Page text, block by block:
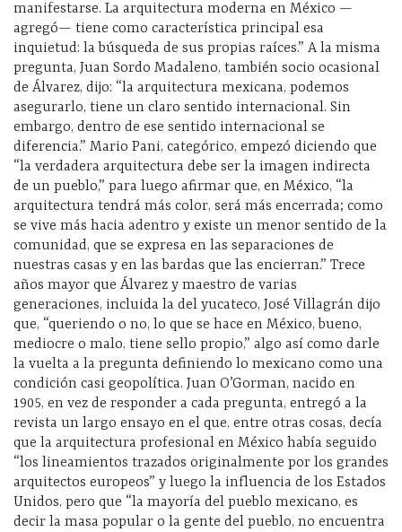
manifestarse. La arquitectura moderna en México —
agregó— tiene como característica principal esa
inquietud: la búsqueda de sus propias raíces.” A la misma
pregunta, Juan Sordo Madaleno, también socio ocasional
de Álvarez, dijo: “la arquitectura mexicana, podemos
asegurarlo, tiene un claro sentido internacional. Sin
embargo, dentro de ese sentido internacional se
diferencia.” Mario Pani, categórico, empezó diciendo que
“la verdadera arquitectura debe ser la imagen indirecta
de un pueblo,” para luego afirmar que, en México, “la
arquitectura tendrá más color, será más encerrada; como
se vive más hacia adentro y existe un menor sentido de la
comunidad, que se expresa en las separaciones de
nuestras casas y en las bardas que las encierran.” Trece
años mayor que Álvarez y maestro de varias
generaciones, incluida la del yucateco, José Villagrán dijo
que, “queriendo o no, lo que se hace en México, bueno,
mediocre o malo, tiene sello propio,” algo así como darle
la vuelta a la pregunta definiendo lo mexicano como una
condición casi geopolítica. Juan O’Gorman, nacido en
1905, en vez de responder a cada pregunta, entregó a la
revista un largo ensayo en el que, entre otras cosas, decía
que la arquitectura profesional en México había seguido
“los lineamientos trazados originalmente por los grandes
arquitectos europeos” y luego la influencia de los Estados
Unidos, pero que “la mayoría del pueblo mexicano, es
decir la masa popular o la gente del pueblo, no encuentra